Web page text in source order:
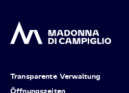
Transparente Verwaltung
Öffnungszeiten